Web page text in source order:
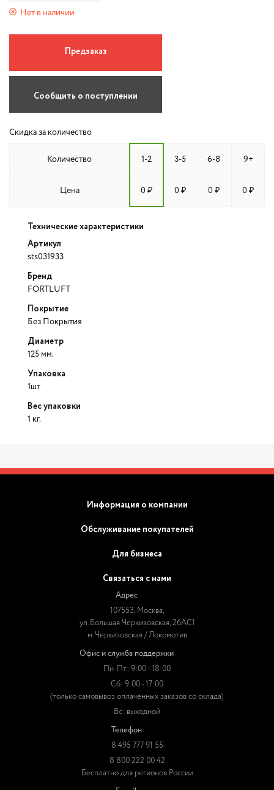
Нет в наличии
Предзаказ
Сообщить о поступлении
Скидка за количество
Количество 1-2 3-5 6-8 9+
Цена 0 ₽ 0 ₽ 0 ₽ 0 ₽
Технические характеристики
Артикул
sts031933
Бренд
FORTLUFT
Покрытие
Без Покрытия
Диаметр
125 мм.
Упаковка
1шт
Вес упаковки
1 кг.
Информация о компании
Обслуживание покупателей
Для бизнеса
Связаться с нами
Адрес
107553, Москва,
ул. Большая Черкизовская, 26АС1
м. Черкизовская / Локомотив
Офис и служба поддержки
Пн-Пт: 9:00 - 18:00
Сб: 9:00 - 17:00
(только самовывоз оплаченных заказов со склада)
Вс: выходной
Телефон
8 495 777 91 55
8 800 222 00 42
Бесплатно для регионов России